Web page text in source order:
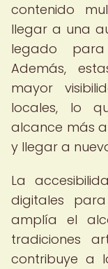
contenido
llegar a una
legado para
Además,
mayor
locales, lo
alcance más
y llegar a
La
digitales
amplía el
tradiciones
contribuye a